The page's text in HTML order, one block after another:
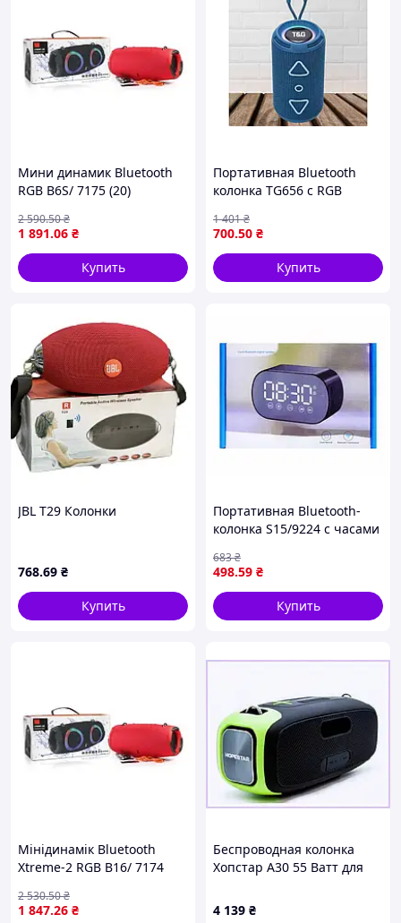
Мини динамик Bluetooth
RGB B6S/ 7175 (20)
1 891.06 ₴
2 590.50₴
Купить
Портативная Bluetooth
колонка TG656 с RGB
радио с аккумулятором
1500mAh
700.50 ₴
1 401₴
Купить
JBL T29 Колонки
768.69 ₴
Купить
Портативная Bluetooth-
колонка S15/9224 с часами
498.59 ₴
683₴
Купить
Мінідинамік Bluetooth
Xtreme-2 RGB B16/ 7174
1 847.26 ₴
2 530.50₴
Беспроводная колонка
Хопстар А30 55 Ватт для
4 139 ₴